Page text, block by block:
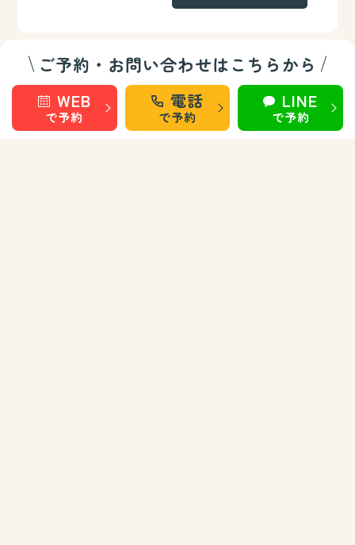
ご予約・お問い合わせはこちらから
WEB
で予約
電話
で予約
LINE
で予約
秋田 城東院 018-834-8805
受付：9:30～20:00
(水曜午前・日曜休診)